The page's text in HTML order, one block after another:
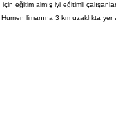
eğitim almış iyi eğitimli
limanına 3 km uzaklıkta yer